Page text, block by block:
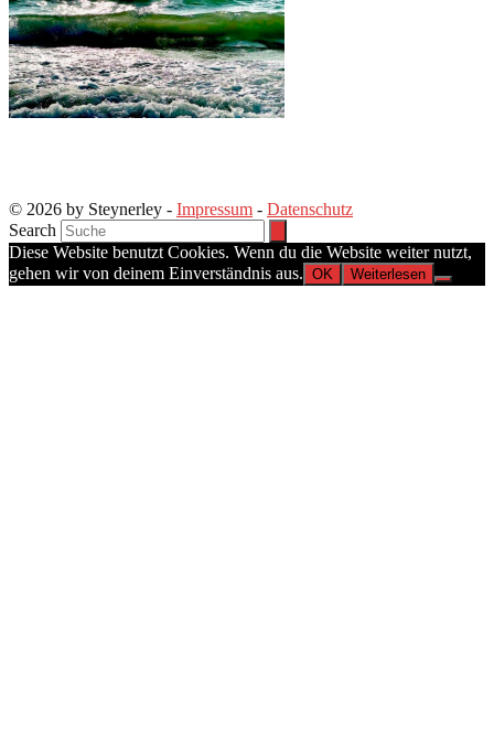
© 2026 by Steynerley - Impressum - Datenschutz
Search
Diese Website benutzt Cookies. Wenn du die Website weiter nutzt,
gehen wir von deinem Einverständnis aus. OK Weiterlesen